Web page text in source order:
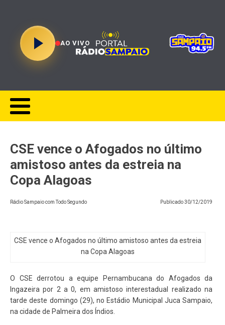
AO VIVO
CSE vence o Afogados no último
amistoso antes da estreia na
Copa Alagoas
Rádio Sampaio com Todo Segundo Publicado30/12/2019
CSE vence o Afogados no último amistoso antes da estreia
na Copa Alagoas
O CSE derrotou a equipe Pernambucana do Afogados da
Ingazeira por 2 a 0, em amistoso interestadual realizado na
tarde deste domingo (29), no Estádio Municipal Juca Sampaio,
na cidade de Palmeira dos Índios.